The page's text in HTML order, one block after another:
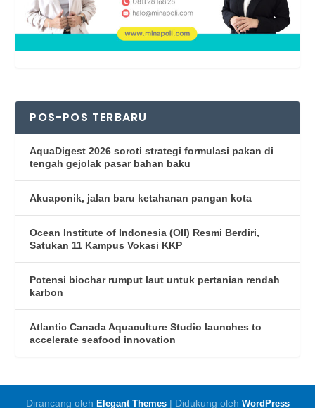
POS-POS TERBARU
AquaDigest 2026 soroti strategi formulasi pakan di
tengah gejolak pasar bahan baku
Akuaponik, jalan baru ketahanan pangan kota
Ocean Institute of Indonesia (OII) Resmi Berdiri,
Satukan 11 Kampus Vokasi KKP
Potensi biochar rumput laut untuk pertanian rendah
karbon
Atlantic Canada Aquaculture Studio launches to
accelerate seafood innovation
Dirancang oleh Elegant Themes| Didukung oleh WordPress